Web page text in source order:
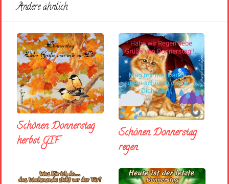
Andere ähnlich
Schönen Donnerstag
herbst GIF
Schönen Donnerstag
regen